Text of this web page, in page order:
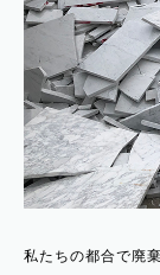
私たちの都合で廃